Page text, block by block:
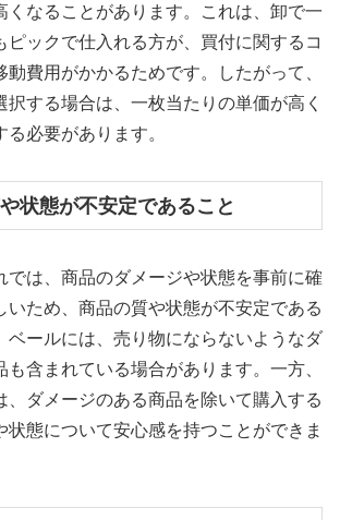
くなることがあります。これは、卸で一
ピックで仕入れる方が、買付に関するコ
動費用がかかるためです。したがって、
択する場合は、一枚当たりの単価が高く
必要があります。
状態が不安定であること
では、商品のダメージや状態を事前に確
いため、商品の質や状態が不安定である
ベールには、売り物にならないようなダ
も含まれている場合があります。一方、
、ダメージのある商品を除いて購入する
状態について安心感を持つことができま